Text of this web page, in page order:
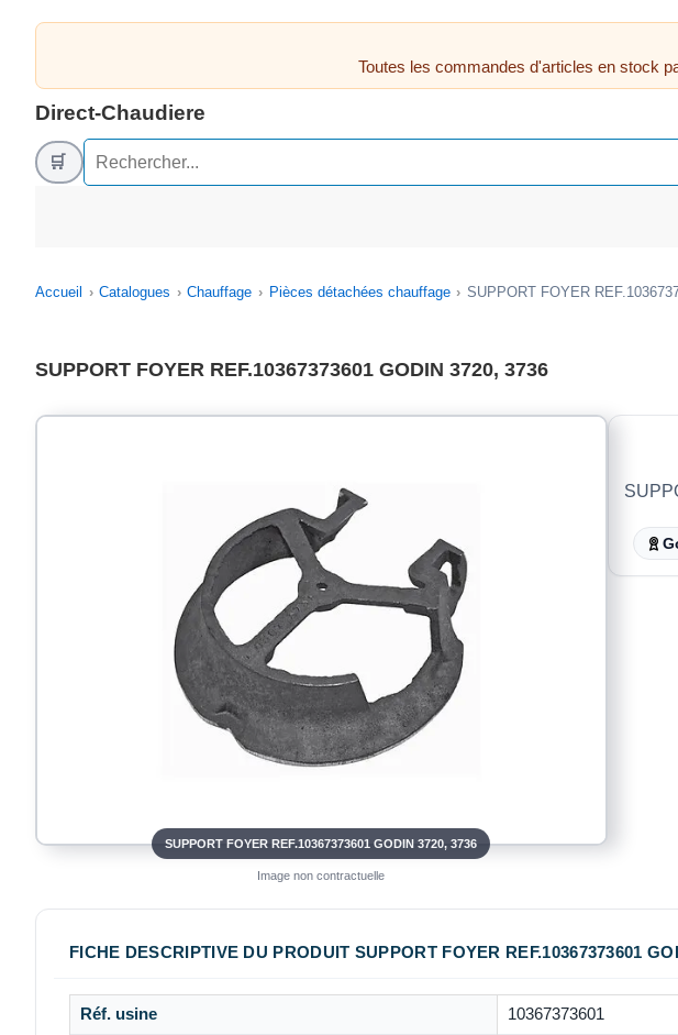
Toutes les commandes d'articles en stock
Direct-Chaudiere
🛒
Accueil Catalogues Chauffage Pièces détachées chauffage SUPPORT FOYER
SUPPORT FOYER REF.10367373601 GODIN 3720, 3736
SUPPORT FOYER REF.10367373601 GODIN 3720, 3736
Image non contractuelle
FICHE DESCRIPTIVE DU PRODUIT SUPPORT FOYER REF.10367373601
Réf. usine 10367373601